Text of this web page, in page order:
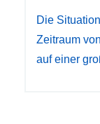
Die
Zeitraum
auf einer